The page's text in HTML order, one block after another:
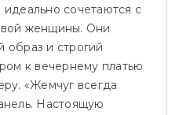
сочетаются с
женщины. Они
образ и строгий
к вечернему платью
«Жемчуг всегда
Настоящую